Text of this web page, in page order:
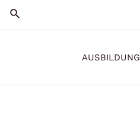
Suche
AUSBILDUNG